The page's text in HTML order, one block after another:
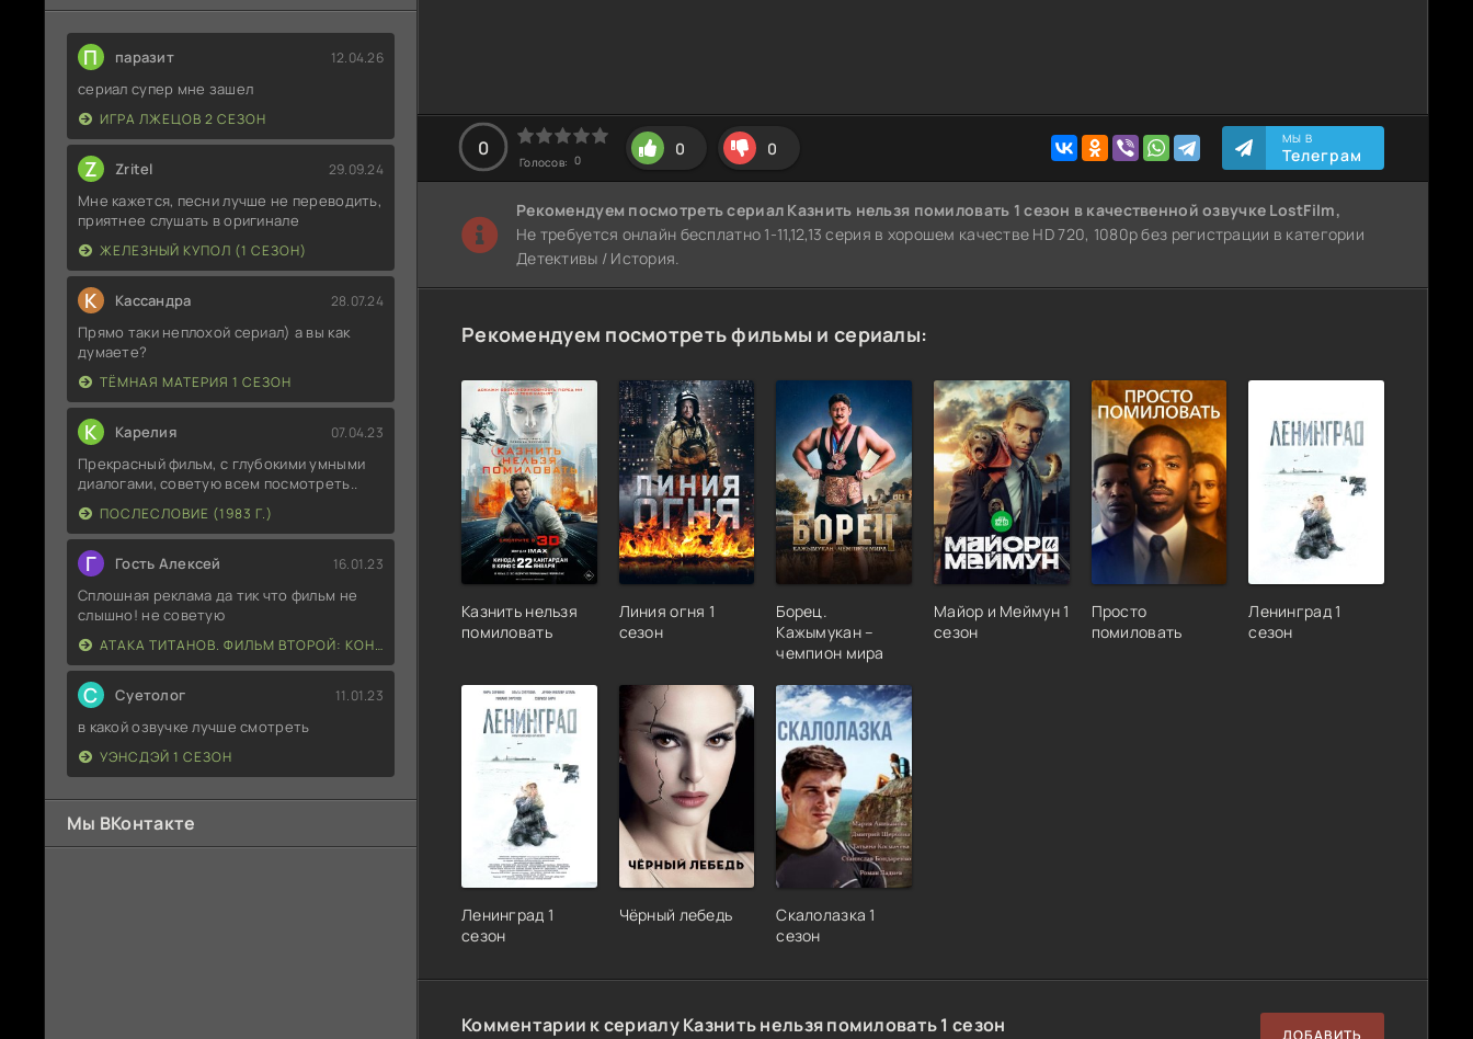
П паразит 12.04.26
сериал супер мне зашел
ИГРА ЛЖЕЦОВ 2 СЕЗОН
Z Zritel 29.09.24
Мне кажется, песни лучше не переводить,
приятнее слушать в оригинале
ЖЕЛЕЗНЫЙ КУПОЛ (1 СЕЗОН)
К Кассандра 28.07.24
Прямо таки неплохой сериал) а вы как
думаете?
ТЁМНАЯ МАТЕРИЯ 1 СЕЗОН
К Карелия 07.04.23
Прекрасный фильм, с глубокими умными
диалогами, советую всем посмотреть..
ПОСЛЕСЛОВИЕ (1983 Г.)
Г Гость Алексей 16.01.23
Сплошная реклама да тик что фильм не
слышно! не советую
АТАКА ТИТАНОВ. ФИЛЬМ ВТОРОЙ: КОНЕЦ СВЕТА
С Суетолог 11.01.23
в какой озвучке лучше смотреть
УЭНСДЭЙ 1 СЕЗОН
Мы ВКонтакте
0
Голосов: 0
0 0 МЫ В
Телеграм
Рекомендуем посмотреть сериал Казнить нельзя помиловать 1 сезон в качественной озвучке LostFilm,
Не требуется онлайн бесплатно 1-11,12,13 серия в хорошем качестве HD 720, 1080p без регистрации в категории
Детективы / История.
Рекомендуем посмотреть фильмы и сериалы:
Казнить нельзя
помиловать
Линия огня 1
сезон
Борец.
Кажымукан –
чемпион мира
Майор и Меймун 1
сезон
Просто
помиловать
Ленинград 1
сезон
Ленинград 1
сезон
Чёрный лебедь
Скалолазка 1
сезон
Комментарии к сериалу Казнить нельзя помиловать 1 сезон ДОБАВИТЬ